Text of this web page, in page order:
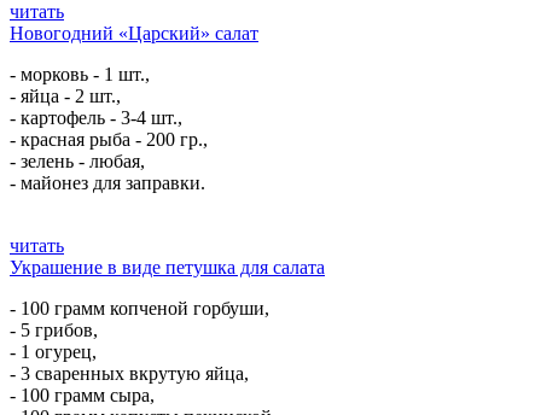
читать
Новогодний «Царский» салат
- морковь - 1 шт.,
- яйца - 2 шт.,
- картофель - 3-4 шт.,
- красная рыба - 200 гр.,
- зелень - любая,
- майонез для заправки.
читать
Украшение в виде петушка для салата
- 100 грамм копченой горбуши,
- 5 грибов,
- 1 огурец,
- 3 сваренных вкрутую яйца,
- 100 грамм сыра,